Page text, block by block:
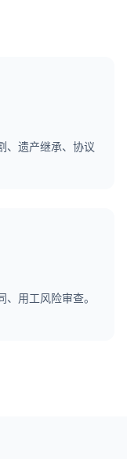
、遗产继承、协议
用工风险审查。